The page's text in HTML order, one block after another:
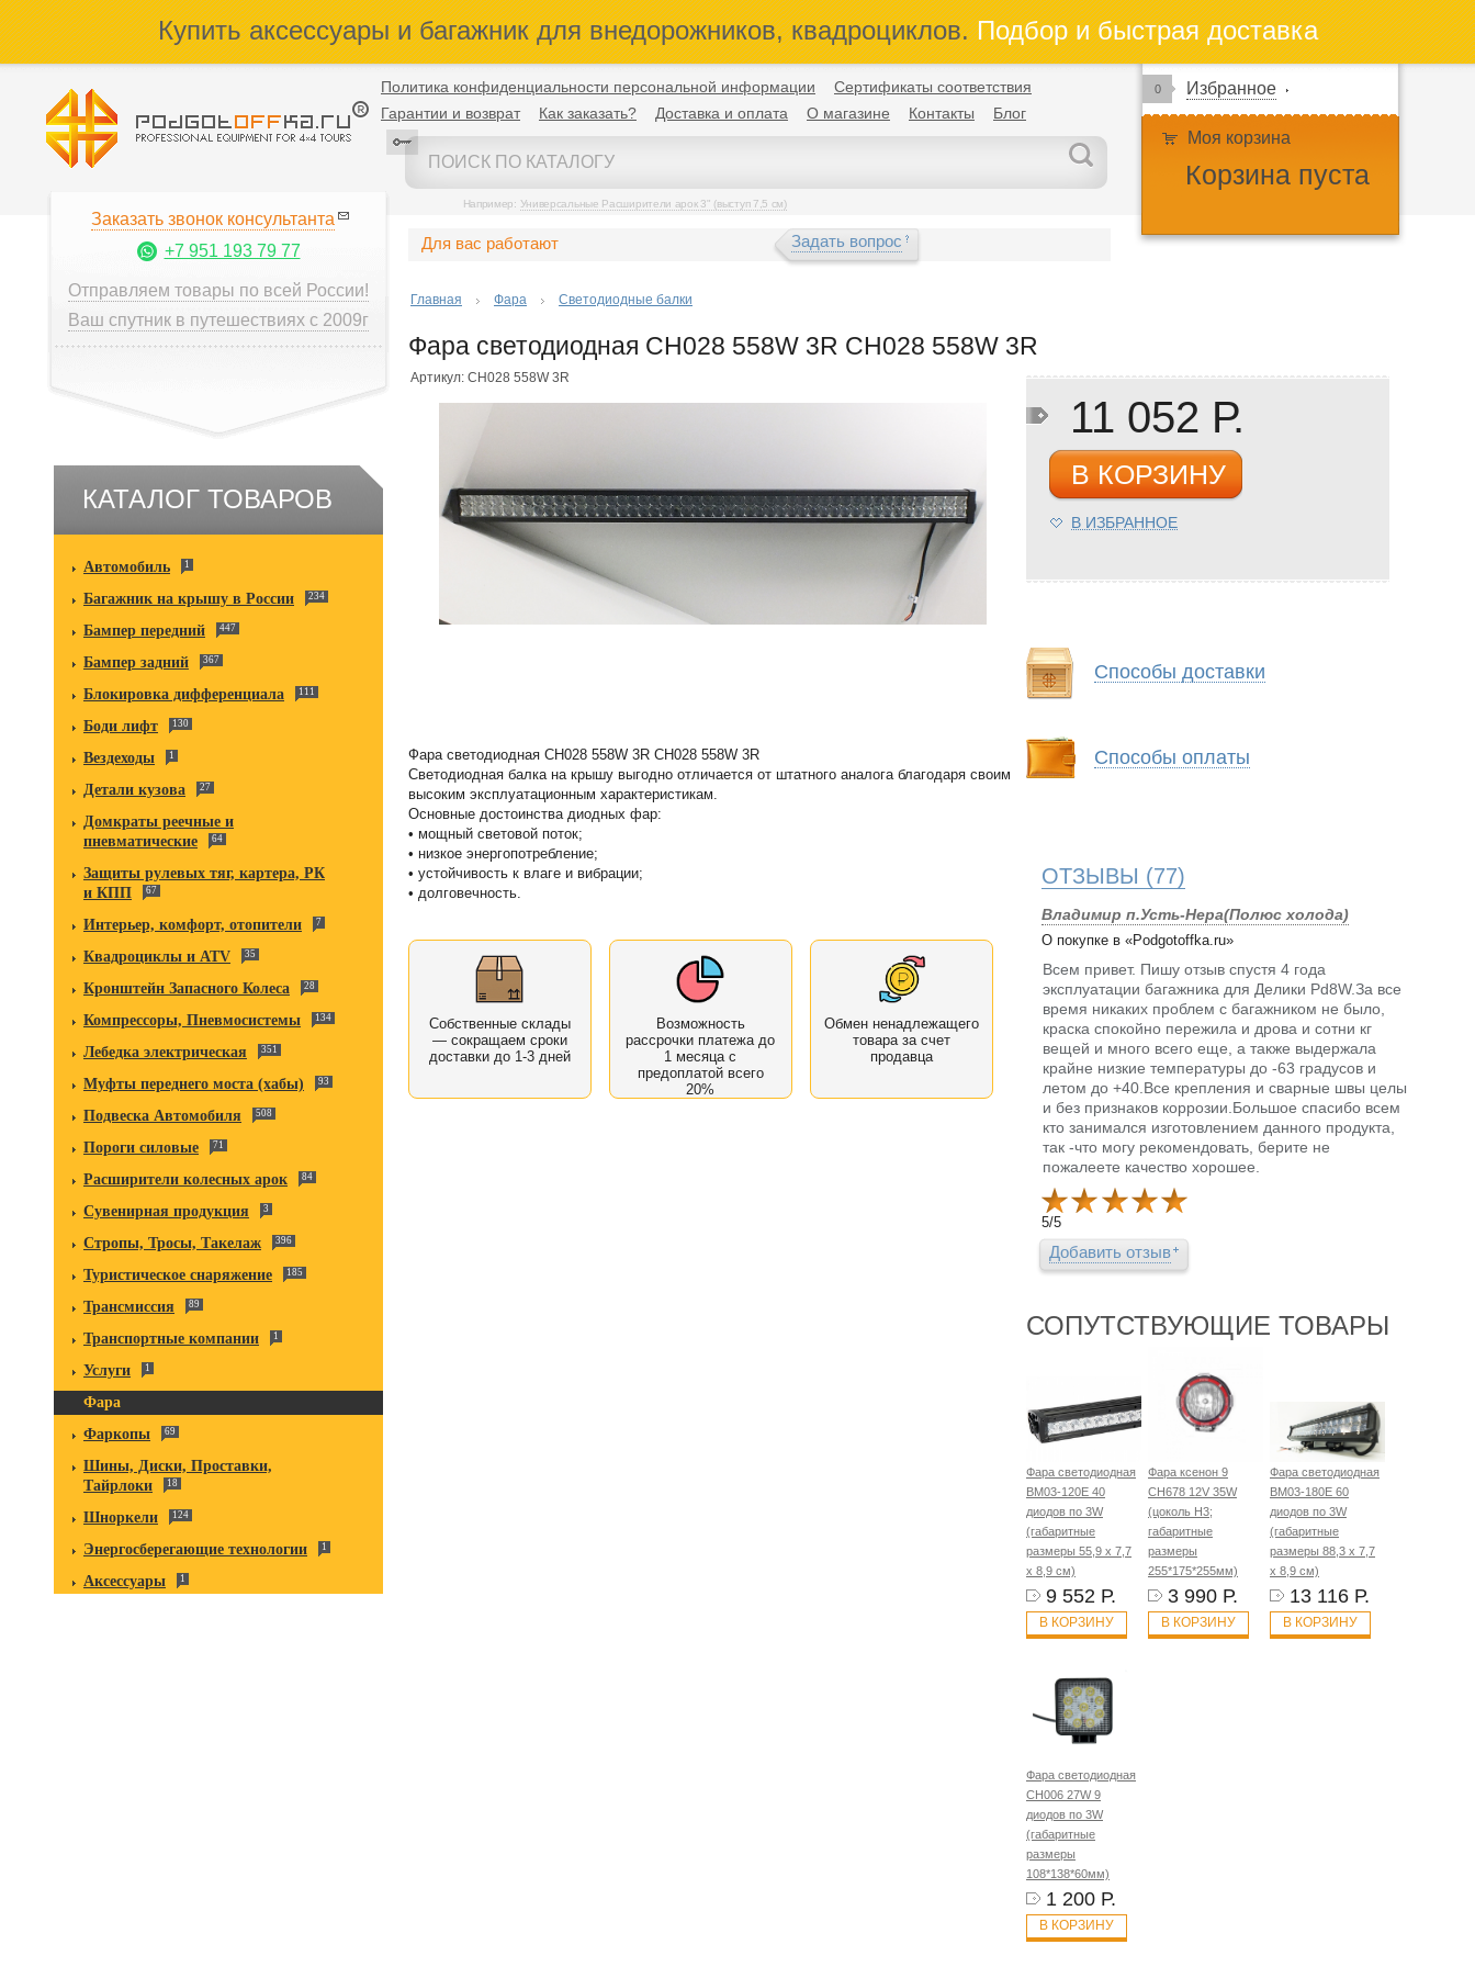
Купить аксессуары и багажник для внедорожников, квадроциклов.Подбор и быстрая доставка
Политика конфиденциальности персональной информации
Сертификаты соответствия
Гарантии и возврат
Как заказать? Доставка и оплата О магазине Контакты Блог
Например: Универсальные Расширители арок 3" (выступ 7,5 см)
0 Избранное
Моя корзина
Корзина пуста
Заказать звонок консультанта
+7 951 193 79 77
Отправляем товары по всей России!
Ваш спутник в путешествиях с 2009г
КАТАЛОГ ТОВАРОВ
Автомобиль 1
Багажник на крышу в России 234
Бампер передний 447
Бампер задний 367
Блокировка дифференциала 111
Боди лифт 130
Вездеходы 1
Детали кузова 27
Домкраты реечные и
пневматические
64
Защиты рулевых тяг, картера, РК
и КПП
67
Интерьер, комфорт, отопители 7
Квадроциклы и ATV 35
Кронштейн Запасного Колеса 28
Компрессоры, Пневмосистемы 134
Лебедка электрическая 351
Муфты переднего моста (хабы) 93
Подвеска Автомобиля 508
Пороги силовые 71
Расширители колесных арок 84
Сувенирная продукция 3
Стропы, Тросы, Такелаж 396
Туристическое снаряжение 185
Трансмиссия 89
Транспортные компании 1
Услуги 1
Фара
Фаркопы
69
Шины, Диски, Проставки,
Тайрлоки
18
Шноркели 124
Энергосберегающие технологии 1
Аксессуары 1
Для вас работают Задать вопрос
Главная Фара Светодиодные балки
Фара светодиодная CH028 558W 3R CH028 558W 3R
Артикул: CH028 558W 3R
Фара светодиодная CH028 558W 3R CH028 558W 3R
Светодиодная балка на крышу выгодно отличается от штатного аналога благодаря своим
высоким эксплуатационным характеристикам.
Основные достоинства диодных фар:
• мощный световой поток;
• низкое энергопотребление;
• устойчивость к влаге и вибрации;
• долговечность.
Собственные склады
— сокращаем сроки
доставки до 1-3 дней
Возможность
рассрочки платежа до
1 месяца с
предоплатой всего
20%
Обмен ненадлежащего
товара за счет
продавца
11 052 Р.
В КОРЗИНУ
В ИЗБРАННОЕ
Способы доставки
Способы оплаты
ОТЗЫВЫ (77)
Владимир п.Усть-Нера(Полюс холода)
О покупке в «Podgotoffka.ru»
Всем привет. Пишу отзыв спустя 4 года
эксплуатации багажника для Делики Pd8W.За все
время никаких проблем с багажником не было,
краска спокойно пережила и дрова и сотни кг
вещей и много всего еще, а также выдержала
крайне низкие температуры до -63 градусов и
летом до +40.Все крепления и сварные швы целы
и без признаков коррозии.Большое спасибо всем
кто занимался изготовлением данного продукта,
так -что могу рекомендовать, берите не
пожалеете качество хорошее.
5/5
Добавить отзыв
СОПУТСТВУЮЩИЕ ТОВАРЫ
Фара светодиодная
BM03-120E 40
диодов по 3W
(габаритные
размеры 55,9 х 7,7
х 8,9 см)
9 552 Р.
В КОРЗИНУ
Фара ксенон 9
CH678 12V 35W
(цоколь H3;
габаритные
размеры
255*175*255мм)
3 990 Р.
В КОРЗИНУ
Фара светодиодная
BM03-180E 60
диодов по 3W
(габаритные
размеры 88,3 х 7,7
х 8,9 см)
13 116 Р.
В КОРЗИНУ
Фара светодиодная
CH006 27W 9
диодов по 3W
(габаритные
размеры
108*138*60мм)
1 200 Р.
В КОРЗИНУ